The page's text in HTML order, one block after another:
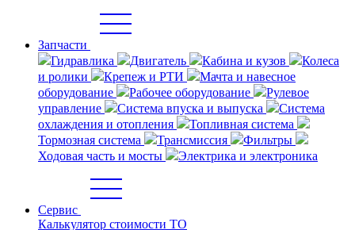
Запчасти
Гидравлика
Двигатель Кабина и кузов
Колеса
и ролики
Крепеж и РТИ
Мачта и навесное
оборудование
Рабочее оборудование
Рулевое
управление
Система впуска и выпуска
Система
охлаждения и отопления
Топливная система
Тормозная система
Трансмиссия
Фильтры
Ходовая часть и мосты
Электрика и электроника
Сервис
Калькулятор стоимости ТО